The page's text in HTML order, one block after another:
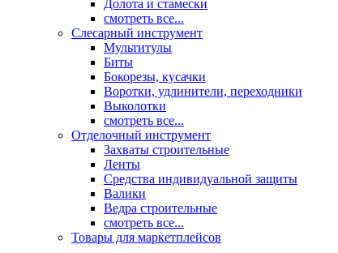
Долота и стамески
смотреть все...
Слесарный инструмент
Мультитулы
Биты
Бокорезы, кусачки
Воротки, удлинители, переходники
Выколотки
смотреть все...
Отделочный инструмент
Захваты строительные
Ленты
Средства индивидуальной защиты
Валики
Ведра строительные
смотреть все...
Товары для маркетплейсов